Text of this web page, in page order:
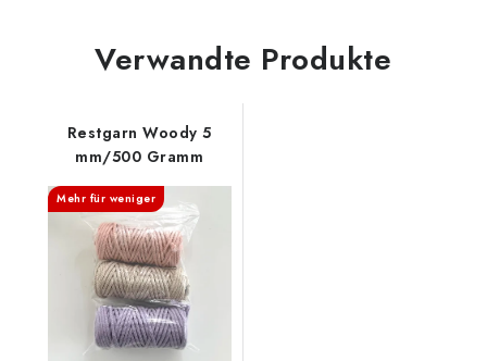
Verwandte Produkte
Restgarn Woody 5
mm/500 Gramm
Mehr für weniger